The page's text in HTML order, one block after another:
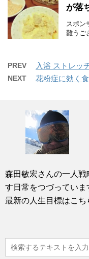
が落
スポン
難うご
PREV 入浴 ストレッ
NEXT 花粉症に効く
森田敏宏さんの一人
す日常をつづっていま
最新の人生目標はこ